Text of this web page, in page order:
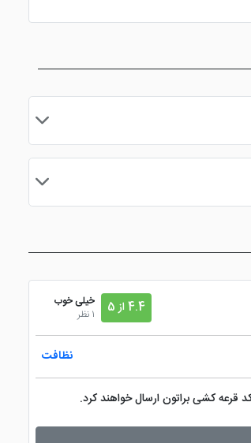
این هتل ازمیر در واقع شده و به اماکن بسیاری دسترسی دارد. از جمله نزدیک ترین مکان ها به هتل می توان به ایستگاه تاریخی قطار بسمانه اشاره کرد که تنها 1000 متر فاصله دارد. ضمناً مسافت هتل تا
4.4 از 5
خیلی خوب
1 نظر
نظافت
قرعه کشی براتون ارسال خواهند کرد.